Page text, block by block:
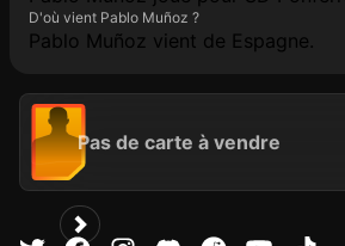
D'où vient Pablo Muñoz ?
Pablo Muñoz vient de Espagne.
Pas de carte à vendre